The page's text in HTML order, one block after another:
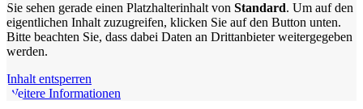
Sie sehen gerade einen Platzhalterinhalt von Standard. Um auf den
eigentlichen Inhalt zuzugreifen, klicken Sie auf den Button unten.
Bitte beachten Sie, dass dabei Daten an Drittanbieter weitergegeben
werden.
Inhalt entsperren
Weitere Informationen